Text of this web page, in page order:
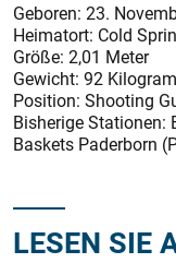
Geboren: 23.
Heimatort: Cold
Größe: 2,01 Meter
Gewicht: 92
Position: Shooting
Bisherige Stationen:
Baskets Paderborn
LESEN SIE